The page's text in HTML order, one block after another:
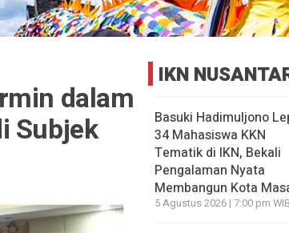
dalam
Subjek
IKN
Basuki Hadimuljono
34 Mahasiswa KKN
Tematik di IKN, Bekali
Pengalaman Nyata
Membangun Kota
5 Agustus 2026 | 7:00 pm WIB